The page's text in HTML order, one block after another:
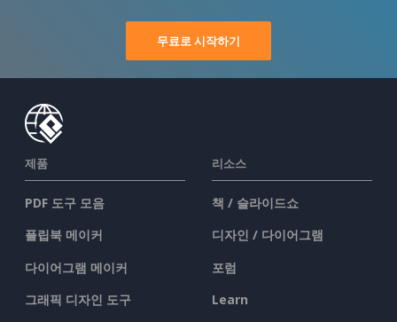
무료로 시작하기
제품
PDF 도구 모음
플립북 메이커
다이어그램 메이커
그래픽 디자인 도구
리소스
책 / 슬라이드쇼
디자인 / 다이어그램
포럼
Learn